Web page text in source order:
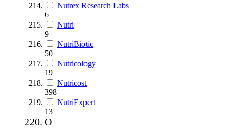
Nutrex Research Labs
6
Nutri
9
NutriBiotic
50
Nutricology
19
Nutricost
398
NutriExpert
13
O